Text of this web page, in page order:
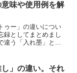
味や使用例を解
ゥー」の違いについ
録としてまとめまし
違う「入れ墨」と
し」の違い。それ